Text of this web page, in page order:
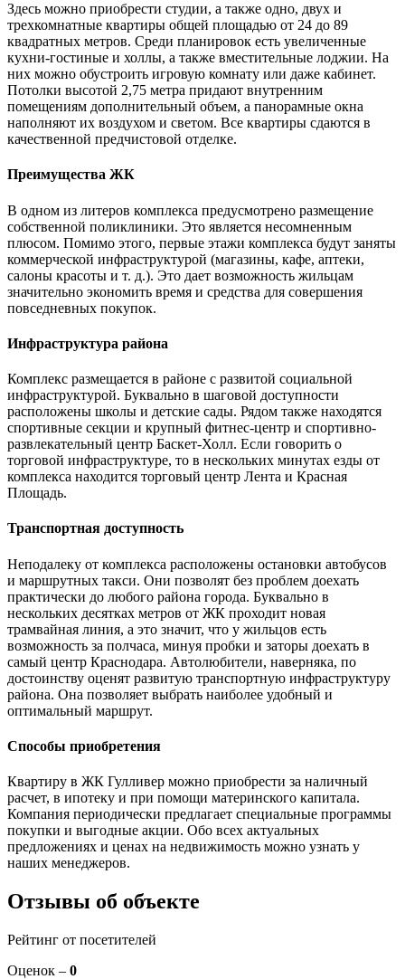
Здесь можно приобрести студии, а также одно, двух и
трехкомнатные квартиры общей площадью от 24 до 89
квадратных метров. Среди планировок есть увеличенные
кухни-гостиные и холлы, а также вместительные лоджии. На
них можно обустроить игровую комнату или даже кабинет.
Потолки высотой 2,75 метра придают внутренним
помещениям дополнительный объем, а панорамные окна
наполняют их воздухом и светом. Все квартиры сдаются в
качественной предчистовой отделке.
Преимущества ЖК
В одном из литеров комплекса предусмотрено размещение
собственной поликлиники. Это является несомненным
плюсом. Помимо этого, первые этажи комплекса будут заняты
коммерческой инфраструктурой (магазины, кафе, аптеки,
салоны красоты и т. д.). Это дает возможность жильцам
значительно экономить время и средства для совершения
повседневных покупок.
Инфраструктура района
Комплекс размещается в районе с развитой социальной
инфраструктурой. Буквально в шаговой доступности
расположены школы и детские сады. Рядом также находятся
спортивные секции и крупный фитнес-центр и спортивно-
развлекательный центр Баскет-Холл. Если говорить о
торговой инфраструктуре, то в нескольких минутах езды от
комплекса находится торговый центр Лента и Красная
Площадь.
Транспортная доступность
Неподалеку от комплекса расположены остановки автобусов
и маршрутных такси. Они позволят без проблем доехать
практически до любого района города. Буквально в
нескольких десятках метров от ЖК проходит новая
трамвайная линия, а это значит, что у жильцов есть
возможность за полчаса, минуя пробки и заторы доехать в
самый центр Краснодара. Автолюбители, наверняка, по
достоинству оценят развитую транспортную инфраструктуру
района. Она позволяет выбрать наиболее удобный и
оптимальный маршрут.
Способы приобретения
Квартиру в ЖК Гулливер можно приобрести за наличный
расчет, в ипотеку и при помощи материнского капитала.
Компания периодически предлагает специальные программы
покупки и выгодные акции. Обо всех актуальных
предложениях и ценах на недвижимость можно узнать у
наших менеджеров.
Отзывы об объекте
Рейтинг от посетителей
Оценок – 0